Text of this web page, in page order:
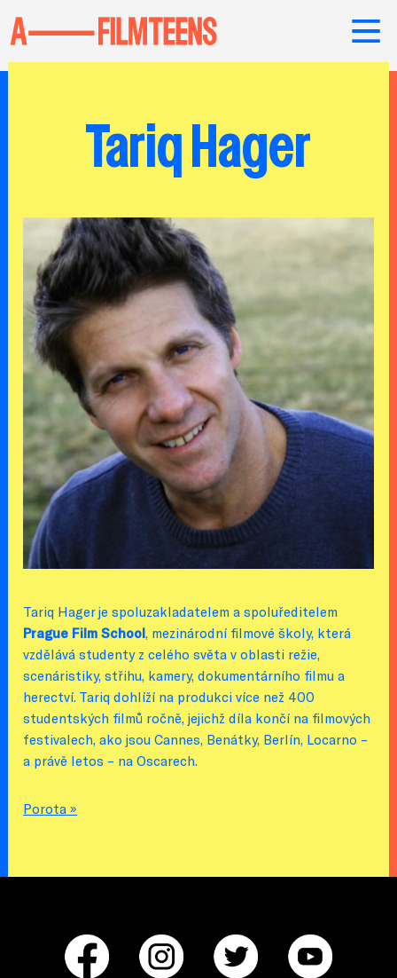
Tariq Hager
Tariq Hager je spoluzakladatelem a spoluředitelem
Prague Film School, mezinárodní filmové školy, která
vzdělává studenty z celého světa v oblasti režie,
scenáristiky, střihu, kamery, dokumentárního filmu a
herectví. Tariq dohlíží na produkci více než 400
studentských filmů ročně, jejichž díla končí na filmových
festivalech, ako jsou Cannes, Benátky, Berlín, Locarno –
a právě letos – na Oscarech.
Porota »